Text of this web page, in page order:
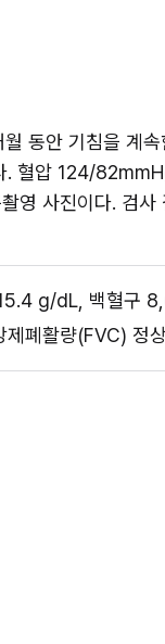
동안 기침을 계
. 혈압 124/
영 사진이다. 검
g/dL, 백혈구
제폐활량(FVC) 정